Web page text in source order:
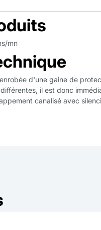
mn
d'une gaine de
il est donc
canalisé avec